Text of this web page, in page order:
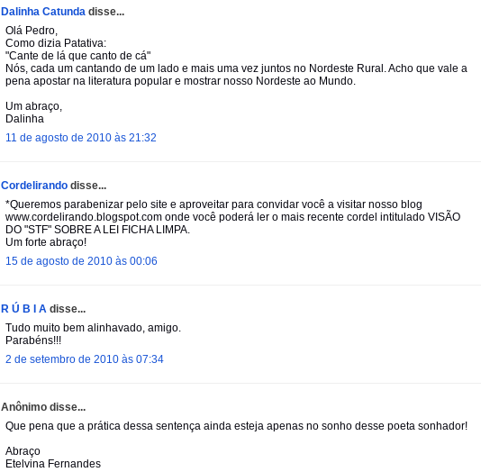
Dalinha Catunda disse...
Olá Pedro,
Como dizia Patativa:
"Cante de lá que canto de cá"
Nós, cada um cantando de um lado e mais uma vez juntos no Nordeste Rural. Acho que vale a
pena apostar na literatura popular e mostrar nosso Nordeste ao Mundo.
Um abraço,
Dalinha
11 de agosto de 2010 às 21:32
Cordelirando disse...
*Queremos parabenizar pelo site e aproveitar para convidar você a visitar nosso blog
www.cordelirando.blogspot.com onde você poderá ler o mais recente cordel intitulado VISÃO
DO "STF" SOBRE A LEI FICHA LIMPA.
Um forte abraço!
15 de agosto de 2010 às 00:06
R Ú B I A disse...
Tudo muito bem alinhavado, amigo.
Parabéns!!!
2 de setembro de 2010 às 07:34
Anônimo disse...
Que pena que a prática dessa sentença ainda esteja apenas no sonho desse poeta sonhador!
Abraço
Etelvina Fernandes